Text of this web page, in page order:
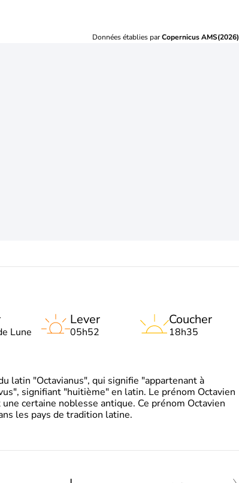
Données établies parCopernicus AMS(2026)
Lune
Lever
05h52
Coucher
18h35
latin "Octavianus", qui signifie "appartenant à
signifiant "huitième" en latin. Le prénom Octavien
certaine noblesse antique. Ce prénom Octavien
les pays de tradition latine.